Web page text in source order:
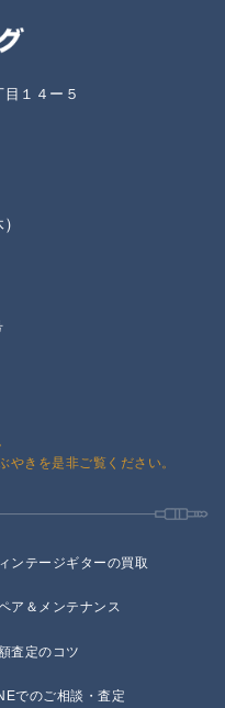
１４ー５
やきを是非ご覧ください。
ンテージギターの買取
ア＆メンテナンス
査定のコツ
でのご相談・査定